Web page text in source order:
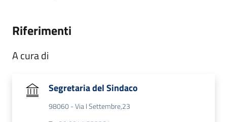
Riferimenti
A cura di
Segretaria del Sindaco
98060 - Via I Settembre,23